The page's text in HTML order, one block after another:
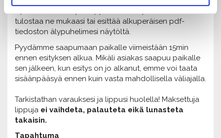
tulostaa ne mukaasi tai esittää alkuperäisen pdf-
tiedoston älypuhelimesi näytöltä.
Pyydämme saapumaan paikalle viimeistään 15min
ennen esityksen alkua. Mikäli asiakas saapuu paikalle
sen jälkeen, kun esitys on jo alkanut, emme voi taata
sisäänpääsyä ennen kuin vasta mahdollisella väliajalla.
Tarkistathan varauksesi ja lippusi huolella! Maksettuja
lippuja ei vaihdeta, palauteta eikä lunasteta
takaisin.
Tapahtuma